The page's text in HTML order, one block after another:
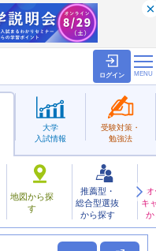
ログイン
地図から探
す
推薦型・
総合型選抜
から探す
キ
か
大学
入試情報
受験対策・
勉強法